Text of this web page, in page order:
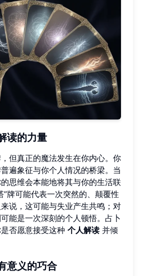
读的力量
但真正的魔法发生在你内心。你
遍象征与你个人情况的桥梁。当
思维会本能地将其与你的生活联
”牌可能代表一次突然的、颠覆性
说，这可能与失业产生共鸣；对
能是一次深刻的个人顿悟。占卜
否愿意接受这种 个人解读 并倾
意义的巧合